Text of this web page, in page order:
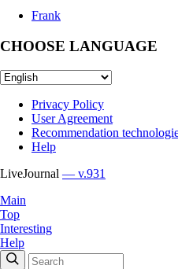
Frank
CHOOSE LANGUAGE
Privacy Policy
User Agreement
Recommendation
Help
LiveJournal — v.931
Main
Top
Interesting
Help